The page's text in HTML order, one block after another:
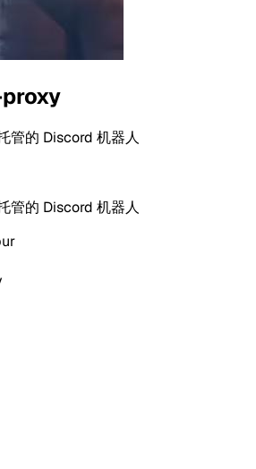
管的 Discord 机器人
管的 Discord 机器人